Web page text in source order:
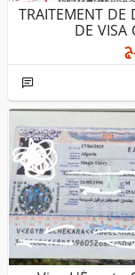
TRAITEMENT DE
DE VISA